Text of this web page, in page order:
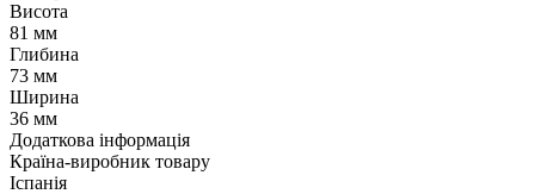
Висота
81 мм
Глибина
73 мм
Ширина
36 мм
Додаткова інформація
Країна-виробник товару
Іспанія